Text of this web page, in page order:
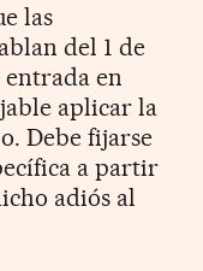
las
del 1 de
entrada en
aplicar la
Debe fijarse
a partir
adiós al